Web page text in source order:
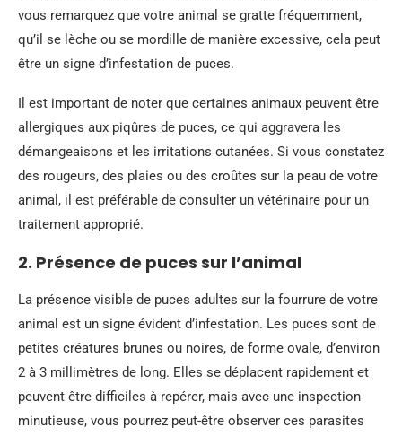
vous remarquez que votre animal se gratte fréquemment,
qu’il se lèche ou se mordille de manière excessive, cela peut
être un signe d’infestation de puces.
Il est important de noter que certaines animaux peuvent être
allergiques aux piqûres de puces, ce qui aggravera les
démangeaisons et les irritations cutanées. Si vous constatez
des rougeurs, des plaies ou des croûtes sur la peau de votre
animal, il est préférable de consulter un vétérinaire pour un
traitement approprié.
2. Présence de puces sur l’animal
La présence visible de puces adultes sur la fourrure de votre
animal est un signe évident d’infestation. Les puces sont de
petites créatures brunes ou noires, de forme ovale, d’environ
2 à 3 millimètres de long. Elles se déplacent rapidement et
peuvent être difficiles à repérer, mais avec une inspection
minutieuse, vous pourrez peut-être observer ces parasites